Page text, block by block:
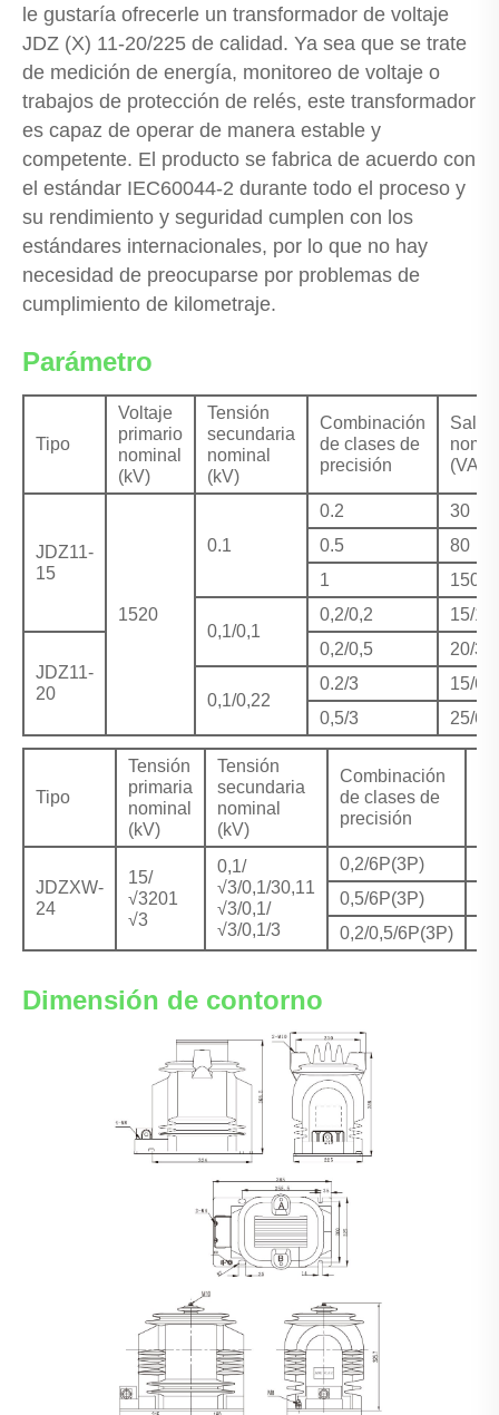
le gustaría ofrecerle un transformador de voltaje
JDZ (X) 11-20/225 de calidad. Ya sea que se trate
de medición de energía, monitoreo de voltaje o
trabajos de protección de relés, este transformador
es capaz de operar de manera estable y
competente. El producto se fabrica de acuerdo con
el estándar IEC60044-2 durante todo el proceso y
su rendimiento y seguridad cumplen con los
estándares internacionales, por lo que no hay
necesidad de preocuparse por problemas de
cumplimiento de kilometraje.
Parámetro
Tipo
Voltaje
primario
nominal
(kV)
Tensión
secundaria
nominal
(kV)
Combinación
de clases de
precisión
(VA)
JDZ11-
15
1520
0.1
0.2
30
0.5
80
1
150
0,1/0,1
0,2/0,2 15/15
JDZ11-
20
0,2/0,5 20/30
0,1/0,22
0.2/3
15/
0,5/3
25/
Tipo
Tensión
primaria
nominal
(kV)
Tensión
secundaria
nominal
(kV)
Combinación
de clases de
precisión
JDZXW-
24
15/
√3201
√3
0,1/
√3/0,1/30,11
√3/0,1/
√3/0,1/3
0,2/6P(3P)
0,5/6P(3P)
0,2/0,5/6P(3P)
Dimensión de contorno